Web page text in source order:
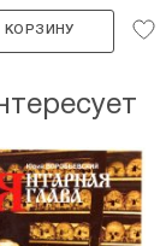
КОРЗИНУ